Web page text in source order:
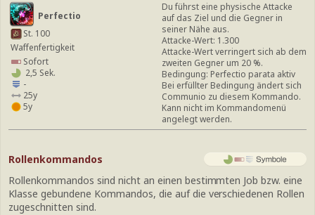
Perfectio
St. 100
Waffenfertigkeit
Sofort
2,5 Sek.
-
25y
5y
Du führst eine physische Attacke
auf das Ziel und die Gegner in
seiner Nähe aus.
Attacke-Wert: 1.300
Attacke-Wert verringert sich ab dem
zweiten Gegner um 20 %.
Bedingung: Perfectio parata aktiv
Bei erfüllter Bedingung ändert sich
Communio zu diesem Kommando.
Kann nicht im Kommandomenü
angelegt werden.
Rollenkommandos
Rollenkommandos sind nicht an einen bestimmten Job bzw. eine
Klasse gebundene Kommandos, die auf die verschiedenen Rollen
zugeschnitten sind.